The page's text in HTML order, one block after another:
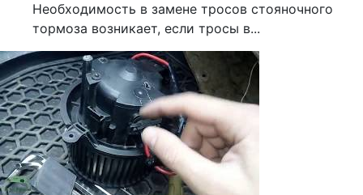
Необходимость в замене тросов стояночного
тормоза возникает, если тросы в...